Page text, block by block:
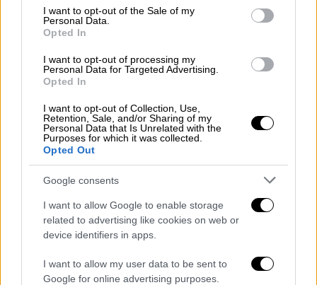
consent section.
I want to opt-out of the Sale of my
Personal Data.
Opted In
I want to opt-out of processing my
Personal Data for Targeted Advertising.
Opted In
I want to opt-out of Collection, Use,
Retention, Sale, and/or Sharing of my
Personal Data that Is Unrelated with the
Purposes for which it was collected.
Opted Out
Google consents
I want to allow Google to enable storage
related to advertising like cookies on web or
device identifiers in apps.
I want to allow my user data to be sent to
Google for online advertising purposes.
Lifestyle|28.01.2025 10:18
«Ήξερες να αγαπάς και αγαπούσες με
πάθος»: Το «αντίο» της Ελένης Ράντου
στον Ιάσονα Τριανταφυλλίδη
«Τα τελευταία λόγια που είπαμε στην πόρτα
ηθοποιός